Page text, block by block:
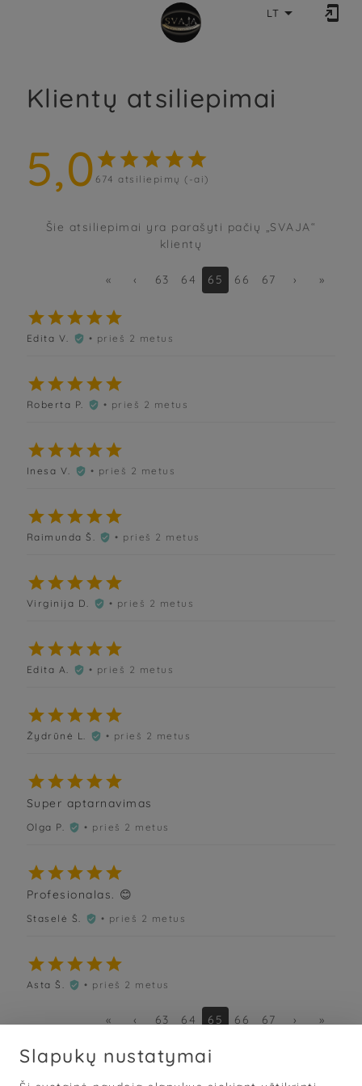
LT  
Klientų atsiliepimai
5,0     
674 atsiliepimų (-ai)
Šie atsiliepimai yra parašyti pačių „SVAJA“
klientų
« ‹ 63 64 65 66 67 › »

Edita V.  • prieš 2 metus

Roberta P.  • prieš 2 metus

Inesa V.  • prieš 2 metus

Raimunda Š.  • prieš 2 metus

Virginija D.  • prieš 2 metus

Edita A.  • prieš 2 metus

Žydrūnė L.  • prieš 2 metus

Super aptarnavimas
Olga P.  • prieš 2 metus

Profesionalas. 😊
Staselė Š.  • prieš 2 metus

Asta Š.  • prieš 2 metus
« ‹ 63 64 65 66 67 › »
Slapukų nustatymai